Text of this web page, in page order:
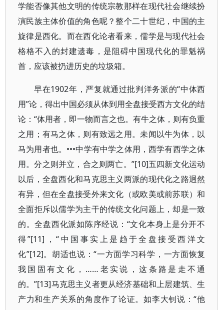
学能否像其他文明的传统宗教那样在现代社会继续扮
演民族主体价值的角色呢？整个二十世纪，中国的主
旋律是西化。而在西化论者看来，儒学是与现代社会
格格不入的封建遗毒，是阻碍中国现代化的罪魁祸
首，应该被扔进历史的垃圾箱。
早在1902年，严复就通过批判洋务派的“中体西
用”论，得出中国必须从体到用全盘接受西方文化的结
论：“体用者，即一物而言之也。有牛之体，则有负重
之用；有马之体，则有致远之用。未闻以牛为体，以
马为用者也。•••中学有中学之体用，西学有西学之体
用。分之则并立，合之则两亡。”[10]五四新文化运动
以后，全盘西化和马克思主义两派的现代化之路迥然
有异，但在全盘接受外来文化（或欧美或前苏联）和
全面拒斥以儒学为主干的传统文化问题上，却是一致
的。全盘西化派如陈序经说：“文化本身上是分开不
得”[11]，“中国事实上是趋于全盘接受西洋文
化”[12]。胡适也说：“一方面学习科学，一方面恢复
我国固有文化，……老实说，这条路是走不通
的。”[13]马克思主义者更从经济基础和上层建筑、生
产力和生产关系的角度作了论证。如李大钊说：“他